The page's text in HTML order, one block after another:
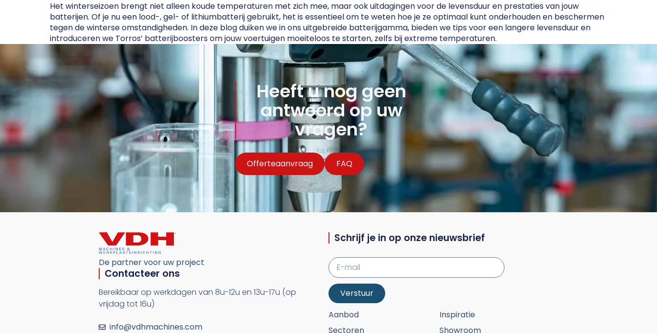
Het winterseizoen brengt niet alleen koude temperaturen met zich mee, maar ook uitdagingen voor de levensduur en prestaties van jouw
batterijen. Of je nu een lood-, gel- of lithiumbatterij gebruikt, het is essentieel om te weten hoe je ze optimaal kunt onderhouden en beschermen
tegen de winterse omstandigheden. In deze blog duiken we in ons uitgebreide batterijgamma, bieden we tips voor een langere levensduur en
introduceren we Torros’ batterijboosters om jouw voertuigen moeiteloos te starten, zelfs bij extreme temperaturen.
Heeft u nog geen
antwoord op uw
vragen?
Offerteaanvraag FAQ
De partner voor uw project
Contacteer ons
Bereikbaar op werkdagen van 8u-12u en 13u-17u (op
vrijdag tot 16u)
info@vdhmachines.com
Schrijf je in op onze nieuwsbrief
Verstuur
Inspiratie
Showroom
Aanbod
Sectoren